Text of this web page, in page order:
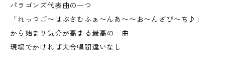
パラゴンズ代表曲の一つ
「れっつご〜はぶさむふぁ〜んあ〜〜お〜んざび〜ち♪」
から始まり気分が高まる最高の一曲
現場でかければ大合唱間違いなし